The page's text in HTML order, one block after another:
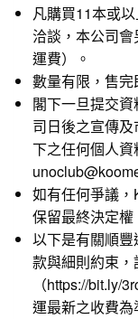
凡購買11本或
洽談，本公司
運費）。
數量有限，售完
閣下一旦提交
司日後之宣傳
下之任何個人
如有任何爭議
保留最終決定權
以下是有關順
款與細則約束
（https://bit.ly/
運最新之收費為